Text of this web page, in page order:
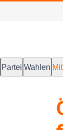
Partei Wahlen